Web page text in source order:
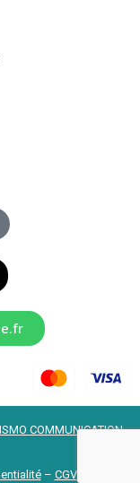
COMMUNICATION
– CGV